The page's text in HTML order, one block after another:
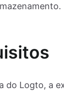
do Logto, a